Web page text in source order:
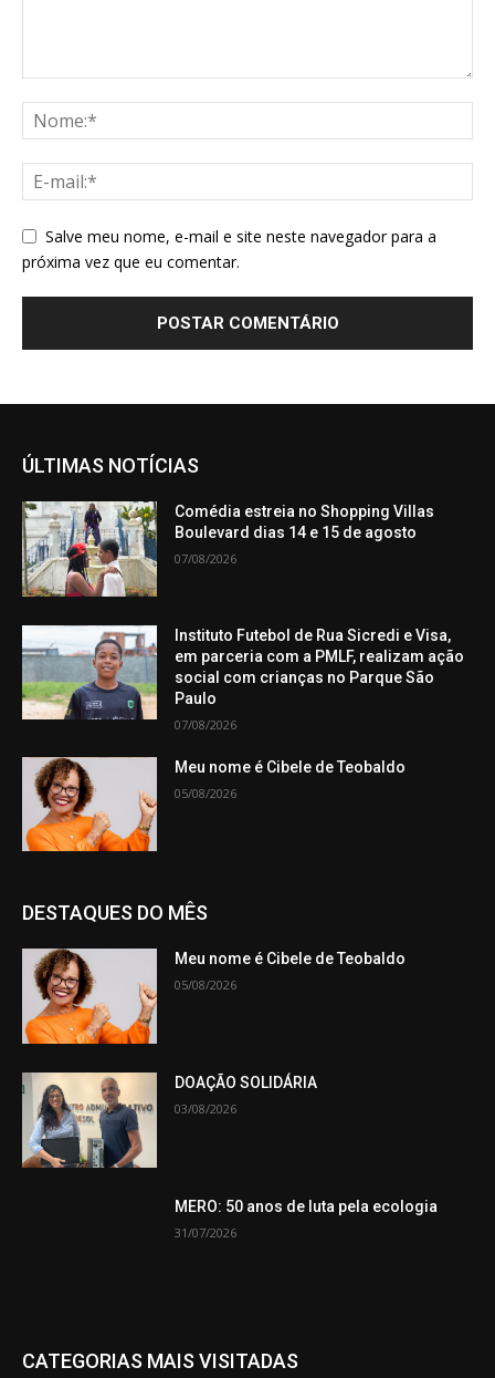
Salve meu nome, e-mail e site neste navegador para a
próxima vez que eu comentar.
ÚLTIMAS NOTÍCIAS
Comédia estreia no Shopping Villas
Boulevard dias 14 e 15 de agosto
07/08/2026
Instituto Futebol de Rua Sicredi e Visa,
em parceria com a PMLF, realizam ação
social com crianças no Parque São
Paulo
07/08/2026
Meu nome é Cibele de Teobaldo
05/08/2026
DESTAQUES DO MÊS
Meu nome é Cibele de Teobaldo
05/08/2026
DOAÇÃO SOLIDÁRIA
03/08/2026
MERO: 50 anos de luta pela ecologia
31/07/2026
CATEGORIAS MAIS VISITADAS